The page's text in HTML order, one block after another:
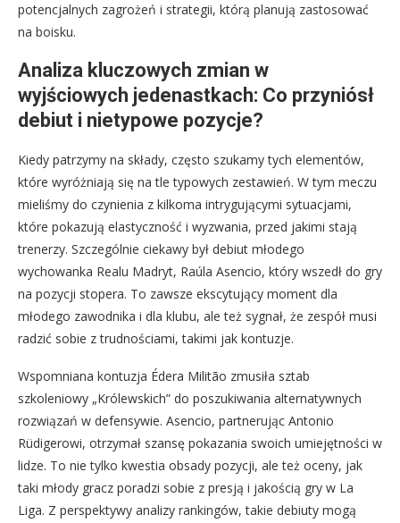
potencjalnych zagrożeń i strategii, którą planują zastosować
na boisku.
Analiza kluczowych zmian w
wyjściowych jedenastkach: Co przyniósł
debiut i nietypowe pozycje?
Kiedy patrzymy na składy, często szukamy tych elementów,
które wyróżniają się na tle typowych zestawień. W tym meczu
mieliśmy do czynienia z kilkoma intrygującymi sytuacjami,
które pokazują elastyczność i wyzwania, przed jakimi stają
trenerzy. Szczególnie ciekawy był debiut młodego
wychowanka Realu Madryt, Raúla Asencio, który wszedł do gry
na pozycji stopera. To zawsze ekscytujący moment dla
młodego zawodnika i dla klubu, ale też sygnał, że zespół musi
radzić sobie z trudnościami, takimi jak kontuzje.
Wspomniana kontuzja Édera Militão zmusiła sztab
szkoleniowy „Królewskich” do poszukiwania alternatywnych
rozwiązań w defensywie. Asencio, partnerując Antonio
Rüdigerowi, otrzymał szansę pokazania swoich umiejętności w
lidze. To nie tylko kwestia obsady pozycji, ale też oceny, jak
taki młody gracz poradzi sobie z presją i jakością gry w La
Liga. Z perspektywy analizy rankingów, takie debiuty mogą